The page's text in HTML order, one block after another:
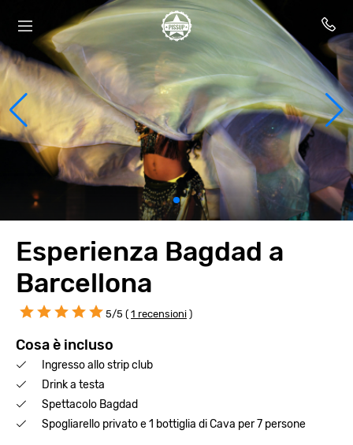
Esperienza Bagdad a
Barcellona
5/5 ( 1 recensioni )
Cosa è incluso
Ingresso allo strip club
Drink a testa
Spettacolo Bagdad
Spogliarello privato e 1 bottiglia di Cava per 7 persone